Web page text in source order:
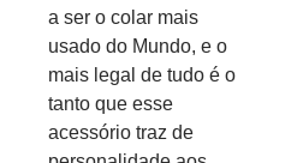
a ser o colar mais
usado do Mundo, e o
mais legal de tudo é o
tanto que esse
acessório traz de